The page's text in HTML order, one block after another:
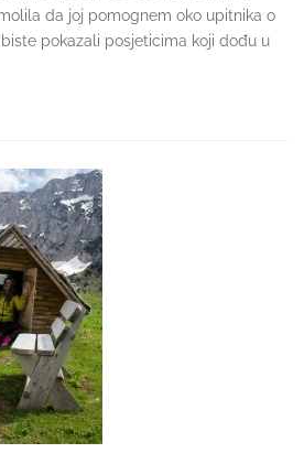
da joj pomognem oko upitnika o
pokazali posjeticima koji dođu u